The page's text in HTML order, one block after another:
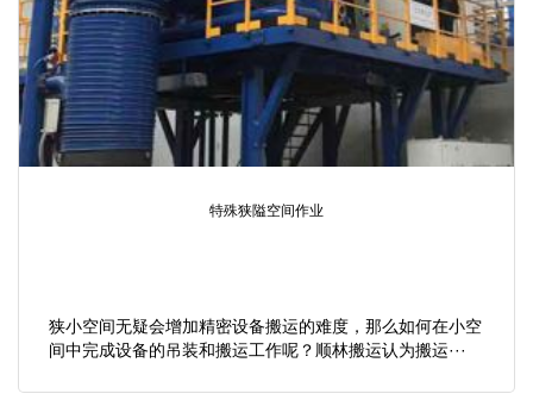
特殊狭隘空间作业
狭小空间无疑会增加精密设备搬运的难度，那么如何在小空
间中完成设备的吊装和搬运工作呢？顺林搬运认为搬运···